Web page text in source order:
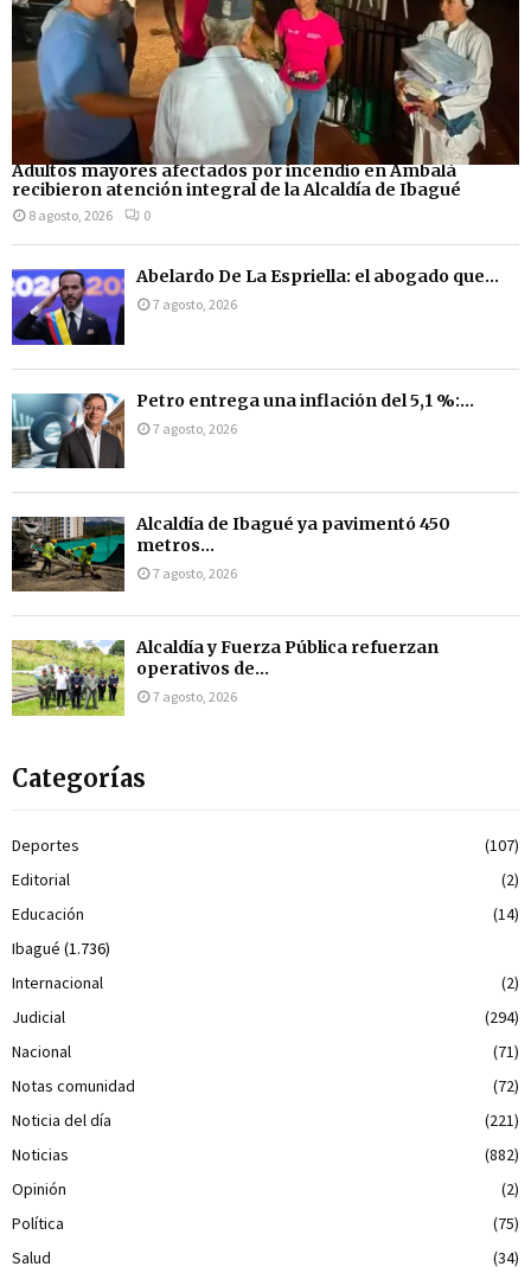
Adultos mayores afectados por incendio en Ambalá
recibieron atención integral de la Alcaldía de Ibagué
8 agosto, 2026 0
Abelardo De La Espriella: el abogado que...
7 agosto, 2026
Petro entrega una inflación del 5,1 %:...
7 agosto, 2026
Alcaldía de Ibagué ya pavimentó 450
metros...
7 agosto, 2026
Alcaldía y Fuerza Pública refuerzan
operativos de...
7 agosto, 2026
Categorías
Deportes
(107)
Editorial
(2)
Educación
(14)
Ibagué (1.736)
Internacional
(2)
Judicial
(294)
Nacional
(71)
Notas comunidad
(72)
Noticia del día
(221)
Noticias
(882)
Opinión
(2)
Política
(75)
Salud
(34)